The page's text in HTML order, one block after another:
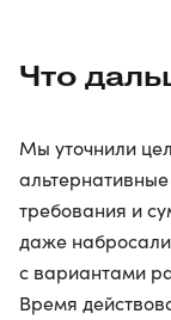
Что
Мы уточнили
требования и
даже
с вариантами
Время